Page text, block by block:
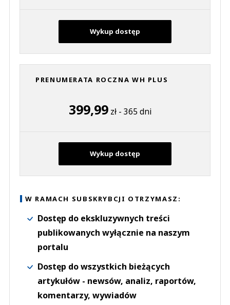
Wykup dostęp
PRENUMERATA ROCZNA WH PLUS
399,99zł - 365 dni
Wykup dostęp
W RAMACH SUBSKRYBCJI OTRZYMASZ:
Dostęp do ekskluzywnych treści
publikowanych wyłącznie na naszym
portalu
Dostęp do wszystkich bieżących
artykułów - newsów, analiz, raportów,
komentarzy, wywiadów